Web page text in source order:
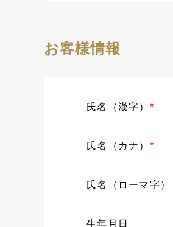
お客様情報
氏名（漢字） *
氏名（カナ） *
氏名（ローマ字）
生年月日